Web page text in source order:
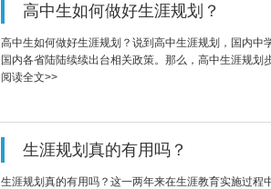
高中生如何做好生涯规划？
高中生如何做好生涯规划？说到高中生涯规划，国内中
国内各省陆陆续续出台相关政策。那么，高中生涯规划
阅读全文>>
生涯规划真的有用吗？
生涯规划真的有用吗？这一两年来在生涯教育实施过程